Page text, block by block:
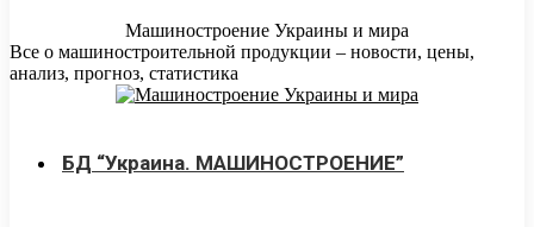
Машиностроение Украины и мира
Все о машиностроительной продукции – новости, цены,
анализ, прогноз, статистика
БД “Украина. МАШИНОСТРОЕНИЕ”